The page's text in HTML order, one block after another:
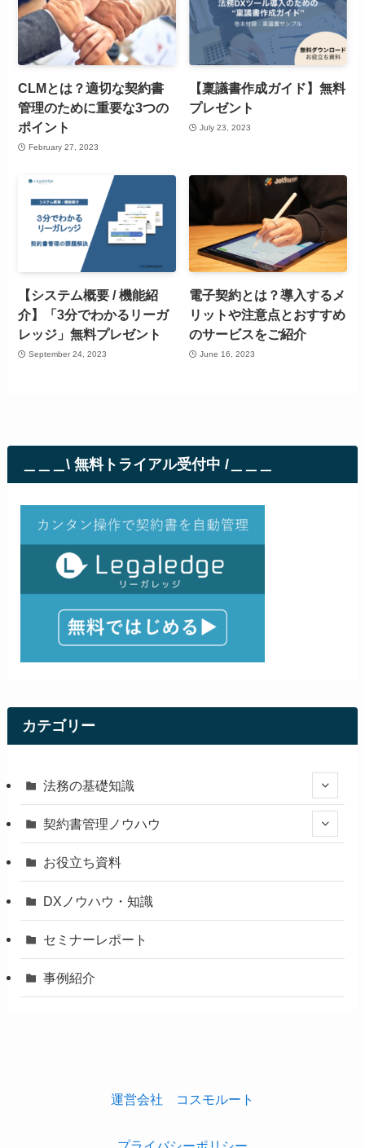
CLMとは？適切な契約書
管理のために重要な3つの
ポイント
February 27, 2023
【稟議書作成ガイド】無料
プレゼント
July 23, 2023
【システム概要 / 機能紹
介】「3分でわかるリーガ
レッジ」無料プレゼント
September 24, 2023
電子契約とは？導入するメ
リットや注意点とおすすめ
のサービスをご紹介
June 16, 2023
＿＿＿\ 無料トライアル受付中 /＿＿＿
カテゴリー
法務の基礎知識
契約書管理ノウハウ
お役立ち資料
DXノウハウ・知識
セミナーレポート
事例紹介
運営会社 コスモルート